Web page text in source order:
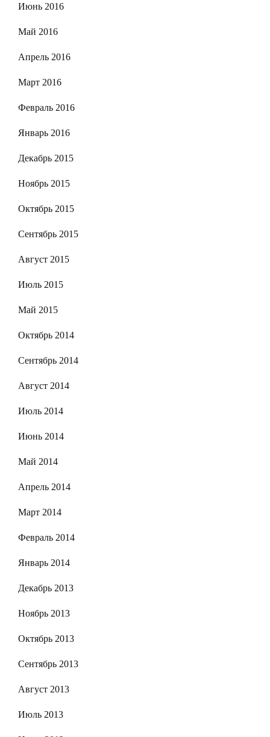
Июнь 2016
Май 2016
Апрель 2016
Март 2016
Февраль 2016
Январь 2016
Декабрь 2015
Ноябрь 2015
Октябрь 2015
Сентябрь 2015
Август 2015
Июль 2015
Май 2015
Октябрь 2014
Сентябрь 2014
Август 2014
Июль 2014
Июнь 2014
Май 2014
Апрель 2014
Март 2014
Февраль 2014
Январь 2014
Декабрь 2013
Ноябрь 2013
Октябрь 2013
Сентябрь 2013
Август 2013
Июль 2013